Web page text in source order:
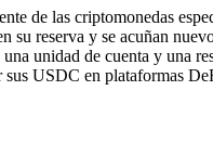
de las criptomonedas
su reserva y se acuñan
unidad de cuenta y una
USDC en plataformas